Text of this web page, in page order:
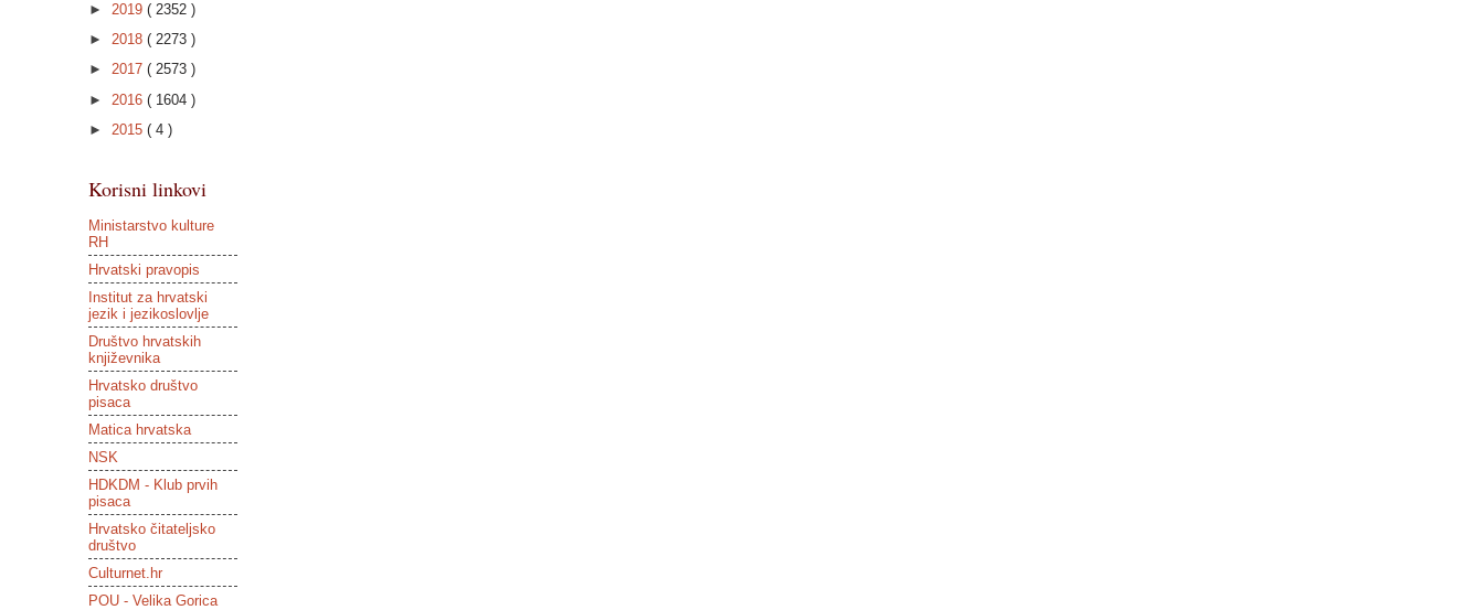
► 2019 ( 2352 )
► 2018 ( 2273 )
► 2017 ( 2573 )
► 2016 ( 1604 )
► 2015 ( 4 )
Korisni linkovi
Ministarstvo kulture
RH
Hrvatski pravopis
Institut za hrvatski
jezik i jezikoslovlje
Društvo hrvatskih
književnika
Hrvatsko društvo
pisaca
Matica hrvatska
NSK
HDKDM - Klub prvih
pisaca
Hrvatsko čitateljsko
društvo
Culturnet.hr
POU - Velika Gorica